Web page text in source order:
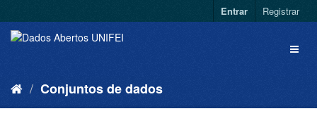
Entrar Registrar
Conjuntos de dados